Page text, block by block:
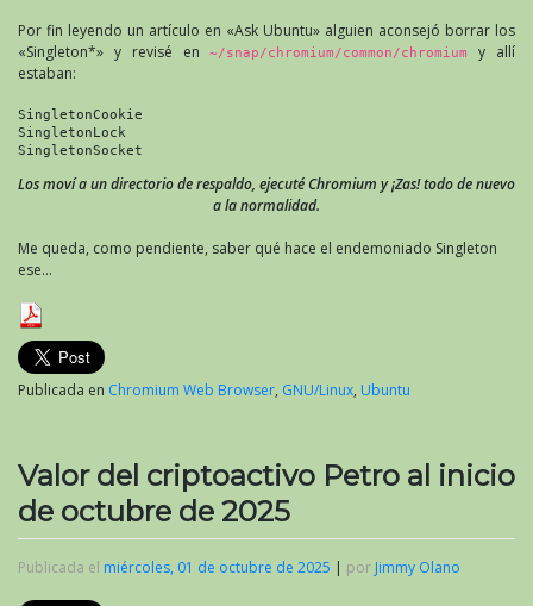
Por fin leyendo un artículo en «Ask Ubuntu» alguien aconsejó borrar los
«Singleton*» y revisé en~/snap/chromium/common/chromium
y allí
estaban:
SingletonCookie
SingletonLock
SingletonSocket
Los moví a un directorio de respaldo, ejecuté Chromium y ¡Zas! todo de nuevo
a la normalidad.
Me queda, como pendiente, saber qué hace el endemoniado Singleton
ese…
Publicada en Chromium Web Browser, GNU/Linux, Ubuntu
Valor del criptoactivo Petro al inicio
de octubre de 2025
Publicada el miércoles, 01 de octubre de 2025 | por Jimmy Olano